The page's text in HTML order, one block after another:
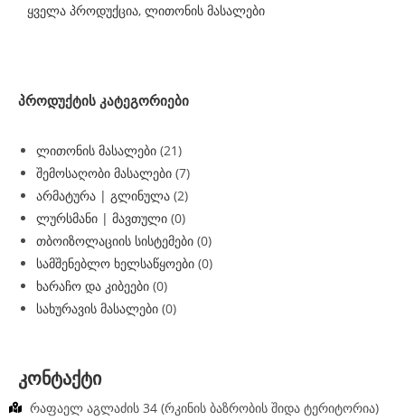
ყველა პროდუქცია, ლითონის მასალები
პროდუქტის კატეგორიები
ლითონის მასალები (21)
შემოსაღობი მასალები (7)
არმატურა | გლინულა (2)
ლურსმანი | მავთული (0)
თბოიზოლაციის სისტემები (0)
სამშენებლო ხელსაწყოები (0)
ხარაჩო და კიბეები (0)
სახურავის მასალები (0)
კონტაქტი
რაფაელ აგლაძის 34 (რკინის ბაზრობის შიდა ტერიტორია)